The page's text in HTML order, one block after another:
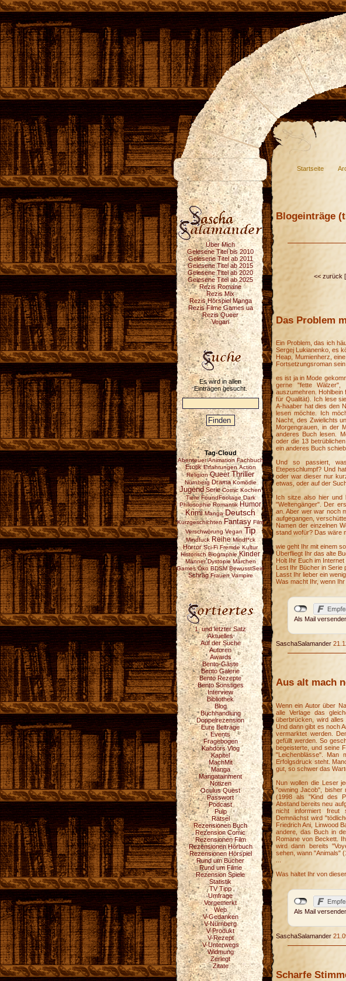
Startseite
Über Mich
Gelesene Titel bis 2010
Gelesene Titel ab 2011
Gelesene Titel ab 2015
Gelesene Titel ab 2020
Gelesene Titel ab 2025
Rezis Romane
Rezis Mix
Rezis Hörspiel Manga
Rezis Filme Games ua
Rezis Queer
Vegan
Es wird in allen
Einträgen gesucht.
Tag-Cloud
Abenteuer Animation Fachbuch
Erotik Erfahrungen Action
Religion Queer Thriller
Nürnberg Drama Komödie
Jugend Serie Comic Kochen
Tiere FoundFootage Dark
Philosophie Romantik Humor
Krimi Manga Deutsch
Kurzgeschichten Fantasy Film
Verschwörung Vegan Tip
Mindfuck Reihe Mindf*ck
Horror Sci-Fi Fremde Kultur
Historisch Biographie Kinder
Männer Dystopie Märchen
Games Öko BDSM BewusstSein
Schräg Frauen Vampire
1. und letzter Satz
Aktuelles
Auf der Suche
Autoren
Awards
Bento-Gäste
Bento Galerie
Bento Rezepte
Bento Sonstiges
Interview
Bibliothek
Blog
Buchhandlung
Doppelrezension
Eure Beiträge
Events
Fragebogen
Kahdors Vlog
Kapitel
MachMit
Manga
Mangatainment
Notizen
Oculus Quest
Passwort
Podcast
Pulp
Rätsel
Rezensionen Buch
Rezension Comic
Rezensionen Film
Rezensionen Hörbuch
Rezensionen Hörspiel
Rund um Bücher
Rund um Filme
Rezension Spiele
Statistik
TV Tipp
Umfrage
Vorgemerkt
Web
V-Gedanken
V-Nürnberg
V-Produkt
V-Rezept
V-Unterwegs
Widmung
Zerlegt
Zitate
Blogeinträge
<< zurück
Das Problem
Ein Problem, das ich
Sergej Lukianenko, es
Heap, Mumienherz,
Fortsetzungsroman sein
es ist ja in Mode
gerne "fette Wälzer",
auszumehren. Hohlbein
für Qualität). Ich lese
A-haaber hat dies den
lesen möchte. Ich
Nacht, des Zwielichts
Morgengrauen, in der
anderes Buch lesen.
oder die 13
ein anderes Buch
Und so passiert,
Etepeschlumpf? Und
oder war dieser nur
etwas, oder auf der
Ich sitze also hier und
"Weltengänger". Der
an. Aber wer war noch
aufgegangen,
Namen der einzelnen
stand wofür? Das wäre
wie geht Ihr mit einem
Überfliegt Ihr das alte
Holt Ihr Euch im
Lest Ihr Bücher in
Lasst Ihr lieber ein
Was macht Ihr, wenn
Als Mail
SaschaSalamander
Aus alt mach
Wenn ein Autor über
alle Verlage das
überbrücken, wird alles
Und dann gibt es noch
vermarktet werden.
gefüllt werden. So
begeisterte, und seine
"Leichenblässe". Man
Erfolgsdruck steht.
gut, so schwer das
Nun wollen die Leser
"owning Jacob", bisher
(1998 als "Kind des
Abstand bereits neu
nicht informiert freut
Demnächst wird
Friedrich Ani, Linwood
andere, das Buch in
Romane von Beckett.
wird dann bereits
sehen, wann "Animals"
Was haltet Ihr von
Als Mail
SaschaSalamander
Scharfe